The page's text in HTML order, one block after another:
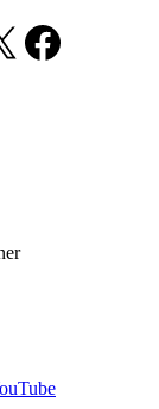
Mastodon
Folgt uns auf